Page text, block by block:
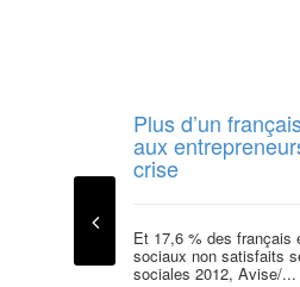
Plus d’un
aux
crise
Et 17,6 % des français
sociaux non satisfaits
sociales 2012, Avise/...